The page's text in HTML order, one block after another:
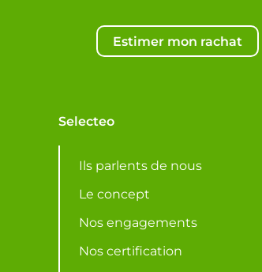
Estimer mon rachat
Selecteo
Ils parlents de nous
Le concept
Nos engagements
Nos certification